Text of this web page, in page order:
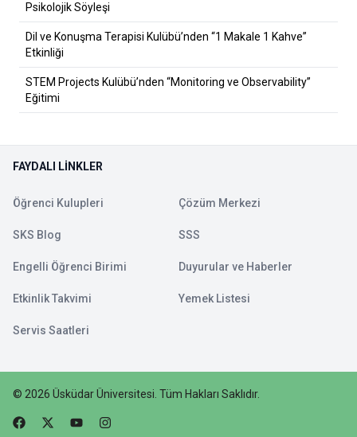
Psikolojik Söyleşi
Dil ve Konuşma Terapisi Kulübü’nden “1 Makale 1 Kahve”
Etkinliği
STEM Projects Kulübü’nden “Monitoring ve Observability”
Eğitimi
FAYDALI LINKLER
Öğrenci Kulupleri Çözüm Merkezi
SKS Blog SSS
Engelli Öğrenci Birimi Duyurular ve Haberler
Etkinlik Takvimi Yemek Listesi
Servis Saatleri
© 2026 Üsküdar Üniversitesi. Tüm Hakları Saklıdır.